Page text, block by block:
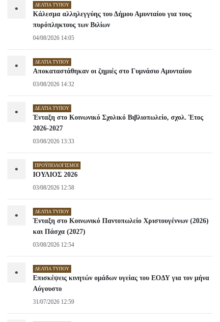
• ΔΕΛΤΊΑ ΤΎΠΟΥ
Κάλεσμα αλληλεγγύης του Δήμου Αμυνταίου για τους
πυρόπληκτους των Βιλίων
04/08/2026 14:05
• ΔΕΛΤΊΑ ΤΎΠΟΥ
Αποκαταστάθηκαν οι ζημιές στο Γυμνάσιο Αμυνταίου
03/08/2026 14:32
• ΔΕΛΤΊΑ ΤΎΠΟΥ
Ένταξη στο Κοινωνικό Σχολικό Βιβλιοπωλείο, σχολ. Έτος
2026-2027
03/08/2026 13:33
• ΠΡΟΫΠΟΛΟΓΙΣΜΟΊ
ΙΟΥΛΙΟΣ 2026
03/08/2026 12:58
• ΔΕΛΤΊΑ ΤΎΠΟΥ
Ένταξη στο Κοινωνικό Παντοπωλείο Χριστουγέννων (2026)
και Πάσχα (2027)
03/08/2026 12:54
• ΔΕΛΤΊΑ ΤΎΠΟΥ
Επισκέψεις κινητών ομάδων υγείας του ΕΟΔΥ για τον μήνα
Αύγουστο
31/07/2026 12:59